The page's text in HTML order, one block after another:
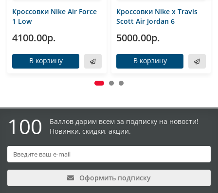
Кроссовки Nike Air Force
1 Low
4100.00р.
В корзину
Кроссовки Nike x Travis
Scott Air Jordan 6
5000.00р.
В корзину
100
Баллов дарим всем за подписку на новости!
Новинки, скидки, акции.
Оформить подписку